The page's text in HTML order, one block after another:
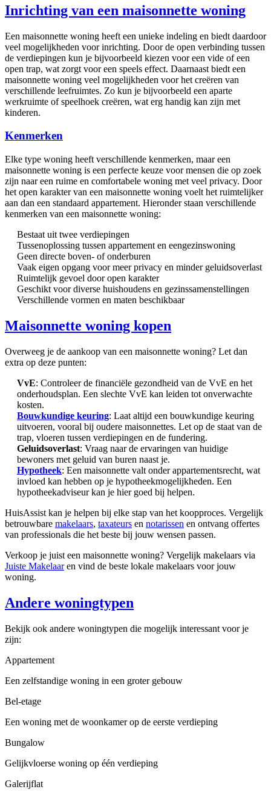
Inrichting van een maisonnette woning
Een maisonnette woning heeft een unieke indeling en biedt daardoor
veel mogelijkheden voor inrichting. Door de open verbinding tussen
de verdiepingen kun je bijvoorbeeld kiezen voor een vide of een
open trap, wat zorgt voor een speels effect. Daarnaast biedt een
maisonnette woning veel mogelijkheden voor het creëren van
verschillende leefruimtes. Zo kun je bijvoorbeeld een aparte
werkruimte of speelhoek creëren, wat erg handig kan zijn met
kinderen.
Kenmerken
Elke type woning heeft verschillende kenmerken, maar een
maisonnette woning is een perfecte keuze voor mensen die op zoek
zijn naar een ruime en comfortabele woning met veel privacy. Door
het open karakter van een maisonnette woning voelt het ruimtelijker
aan dan een standaard appartement. Hieronder staan verschillende
kenmerken van een maisonnette woning:
Bestaat uit twee verdiepingen
Tussenoplossing tussen appartement en eengezinswoning
Geen directe boven- of onderburen
Vaak eigen opgang voor meer privacy en minder geluidsoverlast
Ruimtelijk gevoel door open karakter
Geschikt voor diverse huishoudens en gezinssamenstellingen
Verschillende vormen en maten beschikbaar
Maisonnette woning kopen
Overweeg je de aankoop van een maisonnette woning? Let dan
extra op deze punten:
VvE: Controleer de financiële gezondheid van de VvE en het
onderhoudsplan. Een slechte VvE kan leiden tot onverwachte
kosten.
Bouwkundige keuring: Laat altijd een bouwkundige keuring
uitvoeren, vooral bij oudere maisonnettes. Let op de staat van de
trap, vloeren tussen verdiepingen en de fundering.
Geluidsoverlast: Vraag naar de ervaringen van huidige
bewoners met geluid van buren naast je.
Hypotheek: Een maisonnette valt onder appartementsrecht, wat
invloed kan hebben op je hypotheekmogelijkheden. Een
hypotheekadviseur kan je hier goed bij helpen.
HuisAssist kan je helpen bij elke stap van het koopproces. Vergelijk
betrouwbare makelaars, taxateurs en notarissen en ontvang offertes
van professionals die het beste bij jouw wensen passen.
Verkoop je juist een maisonnette woning? Vergelijk makelaars via
Juiste Makelaaren vind de beste lokale makelaars voor jouw
woning.
Andere woningtypen
Bekijk ook andere woningtypen die mogelijk interessant voor je
zijn:
Appartement
Een zelfstandige woning in een groter gebouw
Bel-etage
Een woning met de woonkamer op de eerste verdieping
Bungalow
Gelijkvloerse woning op één verdieping
Galerijflat